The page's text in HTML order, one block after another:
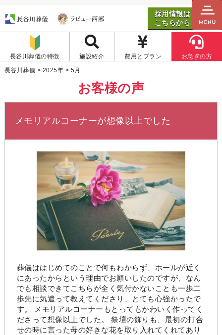
採用情報は
こちらから
長谷川葬儀の特徴 施設紹介 費用とプラン お急ぎの方
長谷川葬儀 > 2025年 > 5月
お客様の声
メモリアルコーナーが想像以上でした
葬儀ははじめてのことで何もわからず、ホールが近く
にあったからという理由でお願いしたのですが、なん
でも相談できてこちらが全く気付かないことも一歩二
歩先に気遣って教えてくださり、とても心強かったで
す。 メモリアルコーナーもとってもかわいく作ってく
ださって想像以上でした。 祭壇の飾りも、最初の打合
せの時に言った母の好きな花を取り入れてくれてあり